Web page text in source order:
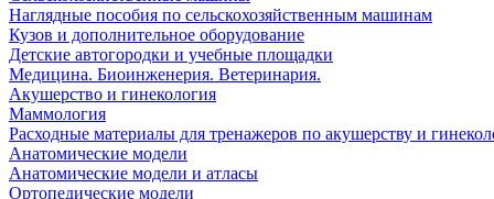
Наглядные пособия по сельскохозяйственным машинам
Кузов и дополнительное оборудование
Детские автогородки и учебные площадки
Медицина. Биоинженерия. Ветеринария.
Акушерство и гинекология
Маммология
Расходные материалы для тренажеров по акушерству и
Анатомические модели
Анатомические модели и атласы
Ортопедические модели